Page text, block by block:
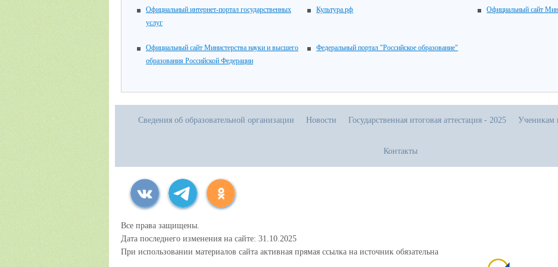
Официальный интернет-портал государственных
услуг
Культура.рф Официальный сайт
Официальный сайт Министерства науки и высшего
образования Российской Федерации
Федеральный портал "Российское образование"
Сведения об образовательной организации Новости Государственная итоговая аттестация - 2025 Ученикам
Контакты
Все права защищены.
Дата последнего изменения на сайте: 31.10.2025
При использовании материалов сайта активная прямая ссылка на источник обязательна